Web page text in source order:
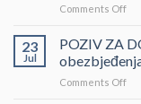
Comments Offon
ZA
23
Jul
POZIV ZA
Comments Offon